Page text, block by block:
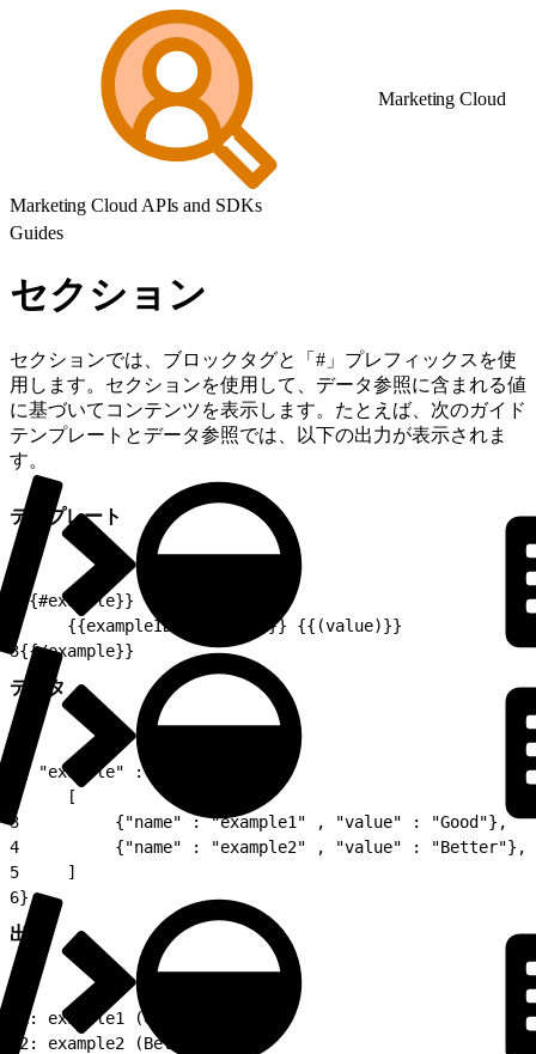
Marketing Cloud
Marketing Cloud APIs and SDKs
Guides
セクション
セクションでは、ブロックタグと「#」プレフィックスを使
用します。セクションを使用して、データ参照に含まれる値
に基づいてコンテンツを表示します。たとえば、次のガイド
テンプレートとデータ参照では、以下の出力が表示されま
す。
テンプレート
{{#example}}
     {{exampleID}}: {{name}} {{(value)}}
3{{/example}}
データ
{ "example" :
     [
3
          {"name" : "example1" , "value" : "Good"},
4
          {"name" : "example2" , "value" : "Better"},
5
     ]
6}
出力
1: example1 (Good)
2: example2 (Better)